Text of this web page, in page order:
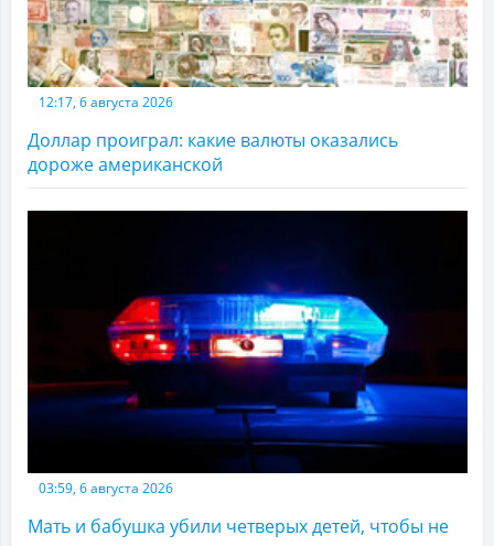
12:17, 6 августа 2026
Доллар проиграл: какие валюты оказались
дороже американской
03:59, 6 августа 2026
Мать и бабушка убили четверых детей, чтобы не